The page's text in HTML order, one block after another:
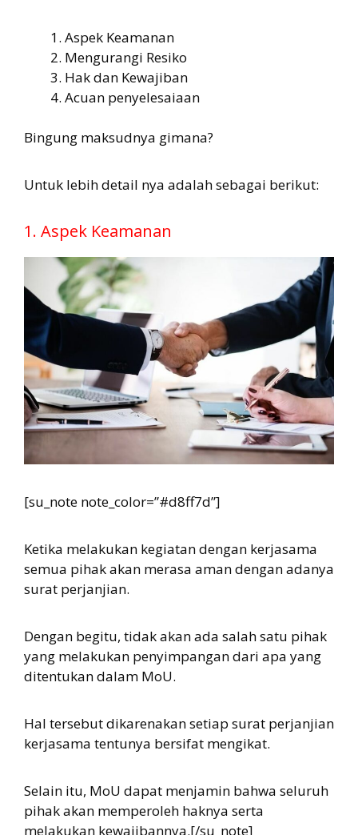
Aspek Keamanan
Mengurangi Resiko
Hak dan Kewajiban
Acuan penyelesaiaan
Bingung maksudnya gimana?
Untuk lebih detail nya adalah sebagai berikut:
1. Aspek Keamanan
[su_note note_color=”#d8ff7d”]
Ketika melakukan kegiatan dengan kerjasama
semua pihak akan merasa aman dengan adanya
surat perjanjian.
Dengan begitu, tidak akan ada salah satu pihak
yang melakukan penyimpangan dari apa yang
ditentukan dalam MoU.
Hal tersebut dikarenakan setiap surat perjanjian
kerjasama tentunya bersifat mengikat.
Selain itu, MoU dapat menjamin bahwa seluruh
pihak akan memperoleh haknya serta
melakukan kewajibannya.[/su_note]